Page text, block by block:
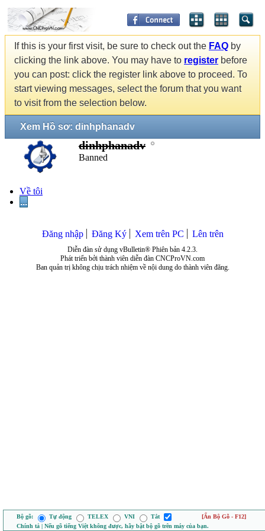
If this is your first visit, be sure to check out the FAQ by
clicking the link above. You may have to register before
you can post: click the register link above to proceed. To
start viewing messages, select the forum that you want
to visit from the selection below.
Xem Hồ sơ: dinhphanadv
dinhphanadv
Banned
Về tôi
...
Đăng nhập Đăng Ký Xem trên PC Lên trên
Diễn đàn sử dụng vBulletin® Phiên bản 4.2.3.
Phát triển bởi thành viên diễn đàn CNCProVN.com
Ban quản trị không chịu trách nhiệm về nội dung do thành viên đăng.
Bộ gõ: Tự động TELEX VNI Tắt
[Ẩn Bộ Gõ - F12]
Chính tả | Nếu gõ tiếng Việt không được, hãy bật bộ gõ trên máy của bạn.